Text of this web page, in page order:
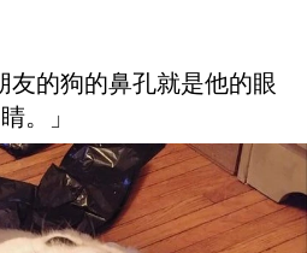
友的狗的鼻孔就是他的眼
睛。」